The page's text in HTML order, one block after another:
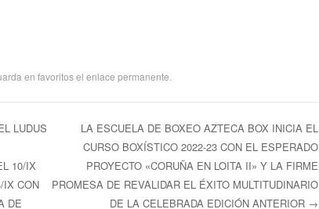
en favoritos el enlace permanente
LUDUS
10/IX
IX CON
DE
LA ESCUELA DE BOXEO AZTECA BOX INICIA EL
CURSO BOXÍSTICO 2022-23 CON EL ESPERADO
PROYECTO «CORUÑA EN LOITA II» Y LA FIRME
PROMESA DE REVALIDAR EL ÉXITO MULTITUDINARIO
DE LA CELEBRADA EDICIÓN ANTERIOR →